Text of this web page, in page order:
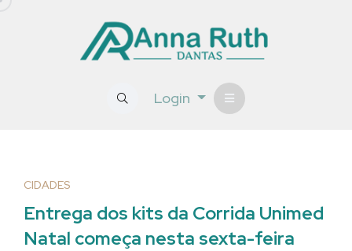
Login
CIDADES
Entrega dos kits da Corrida Unimed
Natal começa nesta sexta-feira